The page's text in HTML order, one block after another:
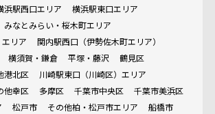
浜駅西口エリア
横浜駅東口エリア
みなとみらい・桜木町エリア
リア
関内駅西口（伊勢佐木町エリア）
横須賀・鎌倉 平塚・藤沢
鶴見区
港北区
川崎駅東口（川崎区）エリア
他幸区 多摩区 千葉市中央区
千葉市美浜区
松戸市 その他柏・松戸市エリア
船橋市